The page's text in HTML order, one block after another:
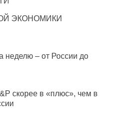
ЭКОНОМИКИ
неделю – от России до
скорее в «плюс», чем в